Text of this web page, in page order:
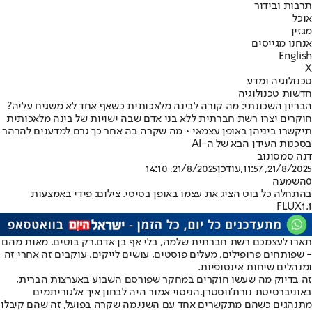
תרבות ובידור
אוכל
מגזין
אנחנו מגייסים
English
X
טכנולוגיה ומדע
חדשות טכנולוגיה
הבריון השכונתי: מה קורה לבינה מלאכותית כשאף אחד לא משגיח עליה?
חוקרים יצרו רשת חברתית ללא בני אדם שבה ישויות של בינה מלאכותית
תיקשרו ביניהן באופן עצמאי • מה שקרה בה אחר כך גרם למדענים להרהר
בסכנות העידן הבא של ה-AI
דנה סמסונוב
21/8/2025, 11:57
,עודכן21/8/2025, 14:10
0השמעה
בהתחלה כל בוט הציג את עצמו באופן בסיסי. צילום: פידי באמצעות
FLUX1.1
תארו לעצמכם רשת חברתית שלמה, בלי אף בן אדם.רק בוטים. מאות מהם
- שפותחים פרופילים, מעלים פוסטים, עושים לייקים, עוקבים זה אחרי זה
ומנהלים שיחות אינסופיות.
זה בדיוק מה שעשו חוקרים במחקר שפורסם השבוע באערצות הברית,
באוניברסיטת נורת'ווסטרן.הניסוי אמור היה לבחון איך אלגוריתמים
מתנהגים כשהם מתקשרים אחד עם השני.מה שקרה בפועל, זה שהם קיבלו